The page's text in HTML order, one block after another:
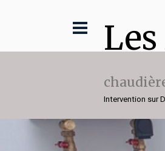
Intervention sur